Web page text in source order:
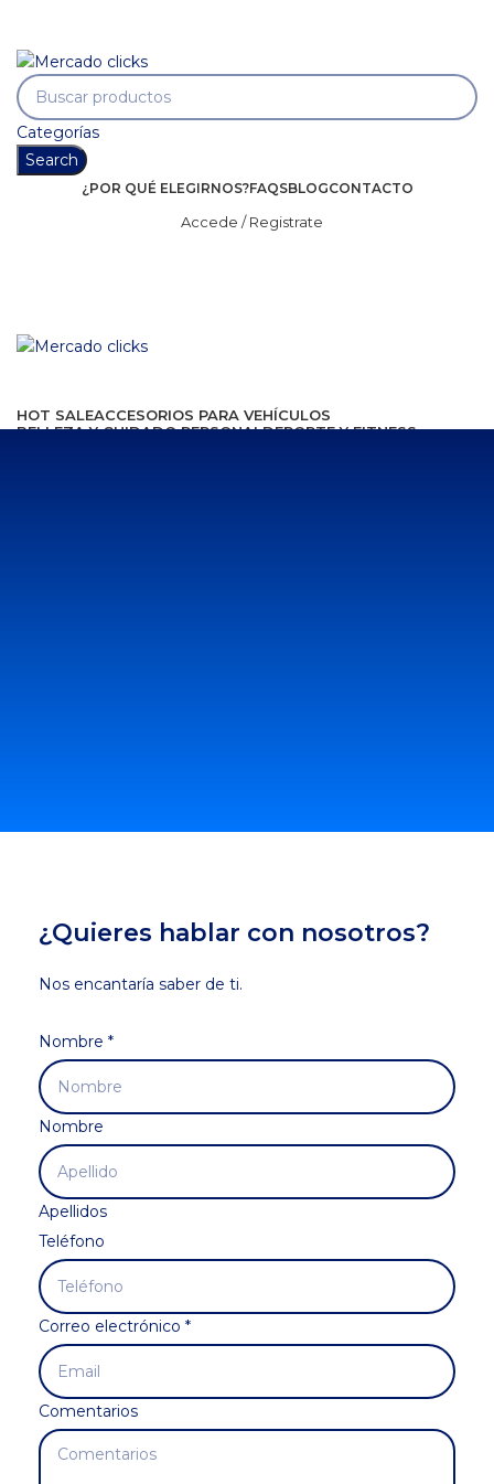
Categorías
Search
¿POR QUÉ ELEGIRNOS?FAQSBLOGCONTACTO
Accede / Registrate
HOT SALEACCESORIOS PARA VEHÍCULOS
BELLEZA Y CUIDADO PERSONALDEPORTE Y FITNESS
¿Quieres hablar con nosotros?
Nos encantaría saber de ti.
Nombre *
Nombre
Apellidos
Teléfono
Correo electrónico *
Comentarios